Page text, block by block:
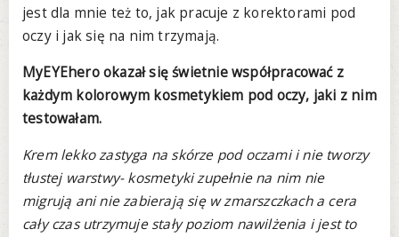
jest dla mnie też to, jak pracuje z korektorami pod
oczy i jak się na nim trzymają.
MyEYEhero okazał się świetnie współpracować z
każdym kolorowym kosmetykiem pod oczy, jaki z nim
testowałam.
Krem lekko zastyga na skórze pod oczami i nie tworzy
tłustej warstwy- kosmetyki zupełnie na nim nie
migrują ani nie zabierają się w zmarszczkach a cera
cały czas utrzymuje stały poziom nawilżenia i jest to